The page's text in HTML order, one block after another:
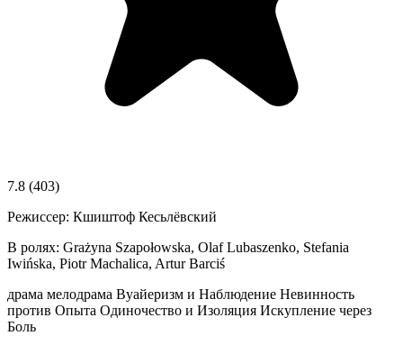
7.8 (403)
Режиссер: Кшиштоф Кесьлёвский
В ролях: Grażyna Szapołowska, Olaf Lubaszenko, Stefania
Iwińska, Piotr Machalica, Artur Barciś
драма мелодрама Вуайеризм и Наблюдение Невинность
против Опыта Одиночество и Изоляция Искупление через
Боль